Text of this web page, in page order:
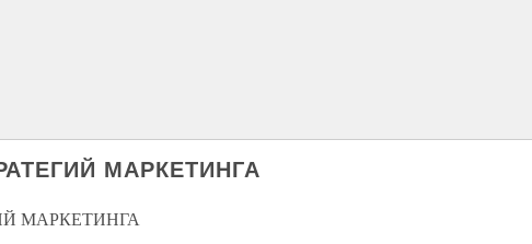
МАРКЕТИНГА
МАРКЕТИНГА